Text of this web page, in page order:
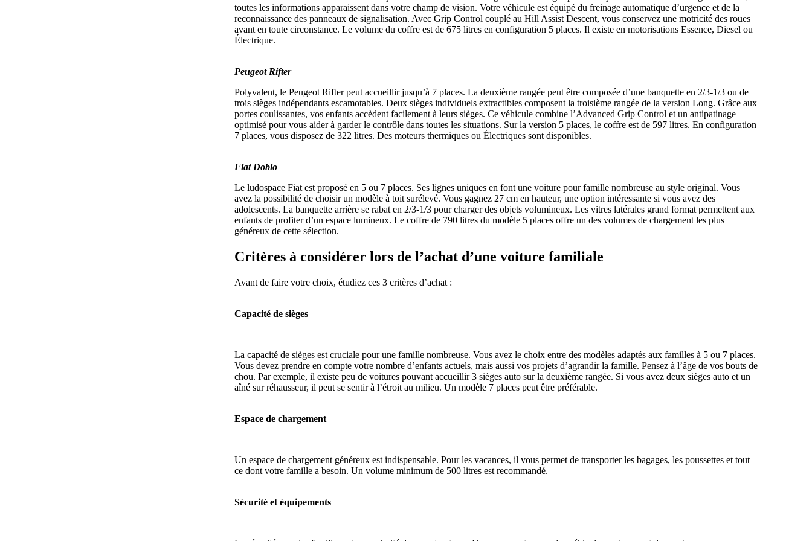
toutes les informations apparaissent dans votre champ de vision. Votre véhicule est équipé du freinage automatique d’urgence et de la
reconnaissance des panneaux de signalisation. Avec Grip Control couplé au Hill Assist Descent, vous conservez une motricité des roues
avant en toute circonstance. Le volume du coffre est de 675 litres en configuration 5 places. Il existe en motorisations Essence, Diesel ou
Électrique.
Peugeot Rifter
Polyvalent, le Peugeot Rifter peut accueillir jusqu’à 7 places. La deuxième rangée peut être composée d’une banquette en 2/3-1/3 ou de
trois sièges indépendants escamotables. Deux sièges individuels extractibles composent la troisième rangée de la version Long. Grâce aux
portes coulissantes, vos enfants accèdent facilement à leurs sièges. Ce véhicule combine l’Advanced Grip Control et un antipatinage
optimisé pour vous aider à garder le contrôle dans toutes les situations. Sur la version 5 places, le coffre est de 597 litres. En configuration
7 places, vous disposez de 322 litres. Des moteurs thermiques ou Électriques sont disponibles.
Fiat Doblo
Le ludospace Fiat est proposé en 5 ou 7 places. Ses lignes uniques en font une voiture pour famille nombreuse au style original. Vous
avez la possibilité de choisir un modèle à toit surélevé. Vous gagnez 27 cm en hauteur, une option intéressante si vous avez des
adolescents. La banquette arrière se rabat en 2/3-1/3 pour charger des objets volumineux. Les vitres latérales grand format permettent aux
enfants de profiter d’un espace lumineux. Le coffre de 790 litres du modèle 5 places offre un des volumes de chargement les plus
généreux de cette sélection.
Critères à considérer lors de l’achat d’une voiture familiale
Avant de faire votre choix, étudiez ces 3 critères d’achat :
Capacité de sièges
La capacité de sièges est cruciale pour une famille nombreuse. Vous avez le choix entre des modèles adaptés aux familles à 5 ou 7 places.
Vous devez prendre en compte votre nombre d’enfants actuels, mais aussi vos projets d’agrandir la famille. Pensez à l’âge de vos bouts de
chou. Par exemple, il existe peu de voitures pouvant accueillir 3 sièges auto sur la deuxième rangée. Si vous avez deux sièges auto et un
aîné sur réhausseur, il peut se sentir à l’étroit au milieu. Un modèle 7 places peut être préférable.
Espace de chargement
Un espace de chargement généreux est indispensable. Pour les vacances, il vous permet de transporter les bagages, les poussettes et tout
ce dont votre famille a besoin. Un volume minimum de 500 litres est recommandé.
Sécurité et équipements